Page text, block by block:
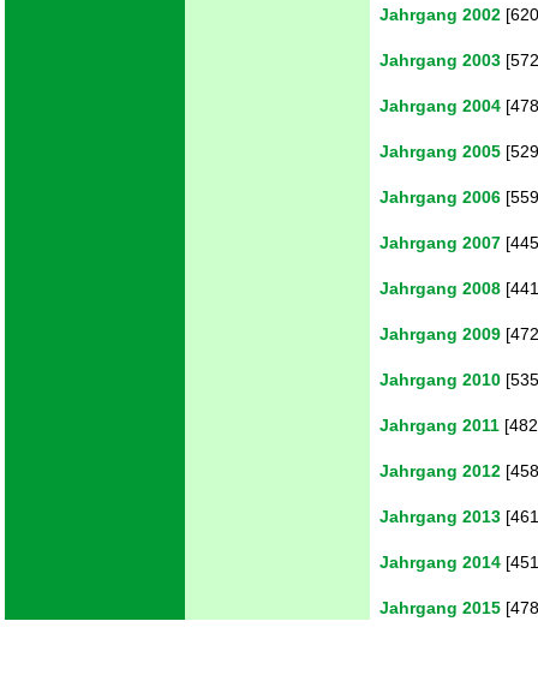
Jahrgang 2002
Jahrgang 2003
Jahrgang 2004
Jahrgang 2005
Jahrgang 2006
Jahrgang 2007
Jahrgang 2008
Jahrgang 2009
Jahrgang 2010
Jahrgang 2011
Jahrgang 2012
Jahrgang 2013
Jahrgang 2014
Jahrgang 2015